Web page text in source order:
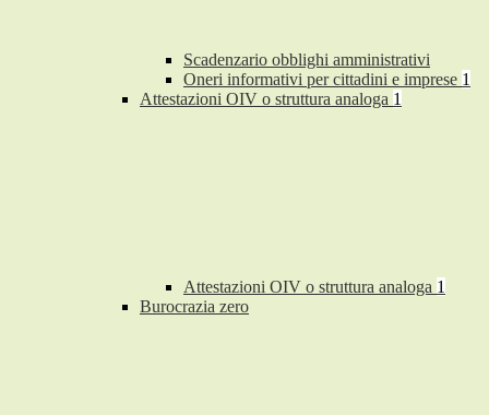
Scadenzario obblighi amministrativi
Oneri informativi per cittadini e imprese 1
Attestazioni OIV o struttura analoga 1
Attestazioni OIV o struttura analoga 1
Burocrazia zero